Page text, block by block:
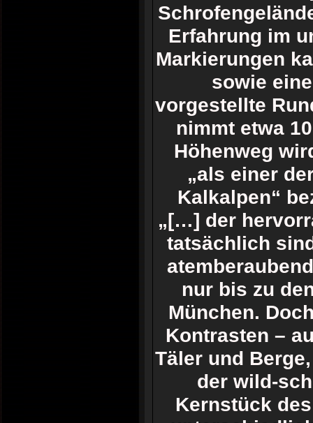
Erfahrung im
Markierungen
sowie
vorgestellte
nimmt etwa
Höhenweg
„als einer
Kalkalpen“
„[…] der
tatsächlich
nur bis zu
München.
Kontrasten –
Täler und
der wild-
Kernstück